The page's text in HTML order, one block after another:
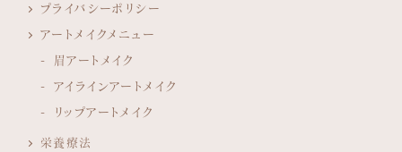
プライバシーポリシー
アートメイクメニュー
眉アートメイク
アイラインアートメイク
リップアートメイク
栄養療法